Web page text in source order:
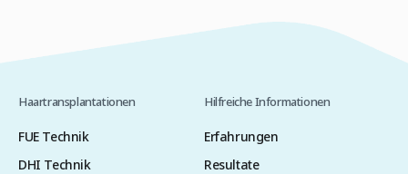
Haartransplantationen
FUE Technik
DHI Technik
Hilfreiche Informationen
Erfahrungen
Resultate